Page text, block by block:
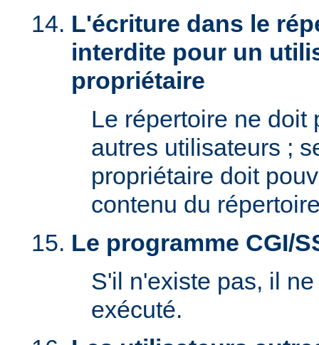
L'écriture dans le
interdite pour un
propriétaire
Le répertoire ne doit
autres utilisateurs ;
propriétaire doit
contenu du
Le programme CGI/
S'il n'existe pas, il
exécuté.